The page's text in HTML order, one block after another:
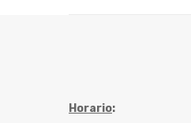
Horario: